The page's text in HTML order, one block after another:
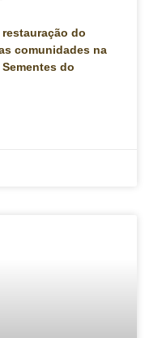
restauração do
comunidades na
do